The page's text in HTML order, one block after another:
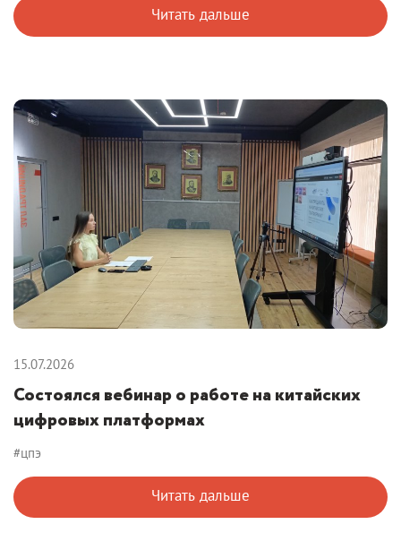
Читать дальше
15.07.2026
Состоялся вебинар о работе на китайских
цифровых платформах
#цпэ
Читать дальше